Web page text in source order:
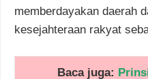
memberdayakan daerah
kesejahteraan rakyat
Baca juga: